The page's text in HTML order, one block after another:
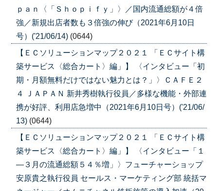
ｐａｎ〈「Ｓｈｏｐｉｆｙ」〉／国内流通総額が４倍
強／新規出店者数も３倍強の伸び（2021年6月10日
号）('21/06/14) (0644)
【ＥＣソリューションマップ２０２１ 「ＥＣサイト構
築サービス〈総合カート〉編」】 〈インタビュー「初
期・月額無料だけではない魅力とは？」〉ＣＡＦＥ２
４ ＪＡＰＡＮ 新井秀樹執行役員／多様な機能・外部連
携が好評、利用店急増中（2021年6月10日号）('21/06/
13) (0644)
【ＥＣソリューションマップ２０２１ 「ＥＣサイト構
築サービス〈総合カート〉編」】 〈インタビュー「１
―３月の流通総額５４％増」〉フューチャーショップ
安原貴之執行役員 セールス・マーケティング部 統括マ